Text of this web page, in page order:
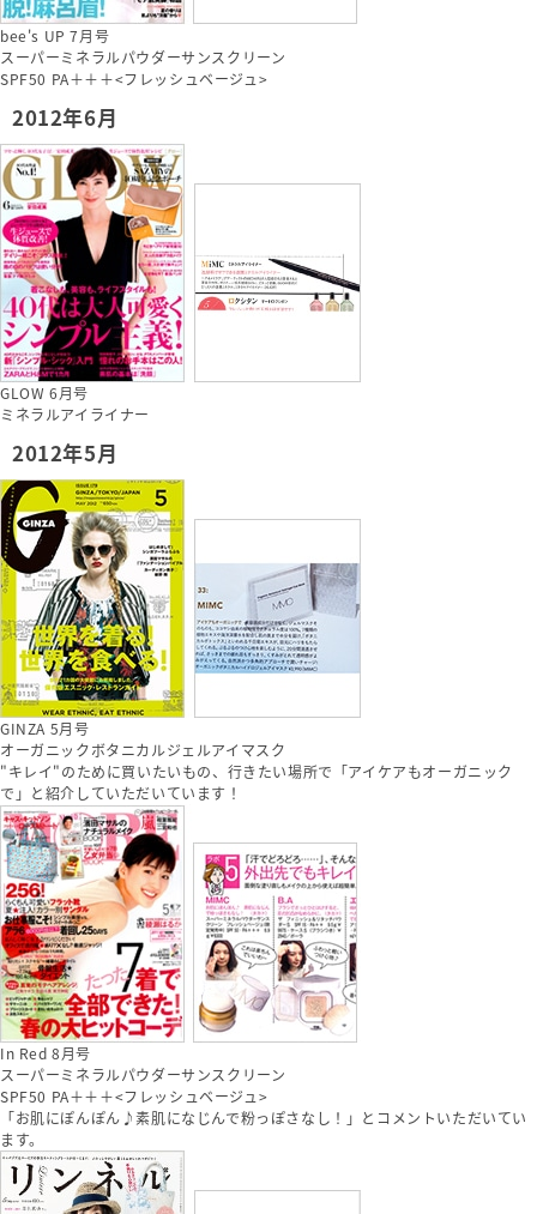
bee's UP 7月号
スーパーミネラルパウダーサンスクリーン
SPF50 PA＋＋＋<フレッシュベージュ>
2012年6月
GLOW 6月号
ミネラルアイライナー
2012年5月
GINZA 5月号
オーガニックボタニカルジェルアイマスク
"キレイ"のために買いたいもの、行きたい場所で「アイケアもオーガニック
で」と紹介していただいています！
In Red 8月号
スーパーミネラルパウダーサンスクリーン
SPF50 PA＋＋＋<フレッシュベージュ>
「お肌にぽんぽん♪素肌になじんで粉っぽさなし！」とコメントいただいてい
ます。